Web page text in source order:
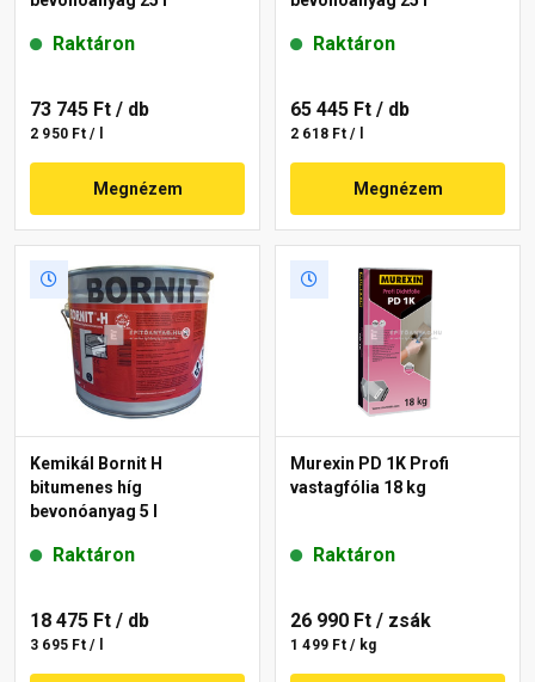
Raktáron
73 745 Ft / db
2 950 Ft / l
Megnézem
Raktáron
65 445 Ft / db
2 618 Ft / l
Megnézem
Kemikál Bornit H
bitumenes híg
bevonóanyag 5 l
Raktáron
18 475 Ft / db
3 695 Ft / l
Murexin PD 1K Profi
vastagfólia 18 kg
Raktáron
26 990 Ft / zsák
1 499 Ft / kg